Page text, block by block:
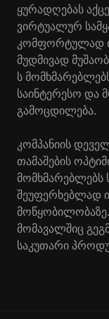
ყურადღებას
ვირტუალურ
კომფორტულად
მუდმივად
ს
საინტერესო და
გამოცდილება.
კომპანიის
თამაშების
მომხმარებლებს
შეუფერხებლად
მომავალშიც
საკუთარი